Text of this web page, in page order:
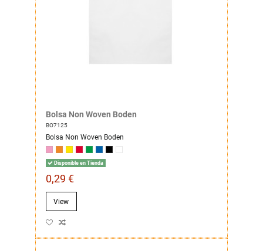
Bolsa Non Woven Boden
BO7125
Bolsa Non Woven Boden
Disponible en Tienda
0,29 €
View